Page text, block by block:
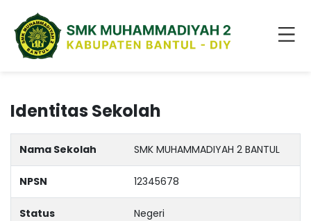
Identitas Sekolah
Nama Sekolah SMK MUHAMMADIYAH 2 BANTUL
NPSN 12345678
Status Negeri